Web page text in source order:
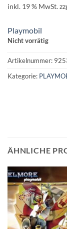
inkl. 19 % MwSt.
Playmobil
Nicht vorrätig
Artikelnummer:
Kategorie:
ÄHNLICHE